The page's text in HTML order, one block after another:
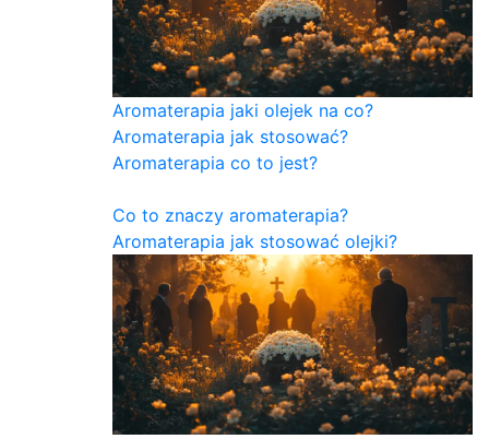
Aromaterapia jaki olejek na co?
Aromaterapia jak stosować?
Aromaterapia co to jest?
Co to znaczy aromaterapia?
Aromaterapia jak stosować olejki?